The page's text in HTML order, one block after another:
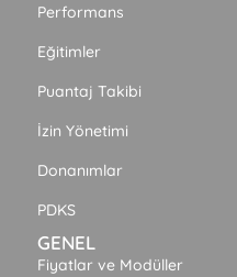
Performans
Eğitimler
Puantaj Takibi
İzin Yönetimi
Donanımlar
PDKS
GENEL
Fiyatlar ve Modüller